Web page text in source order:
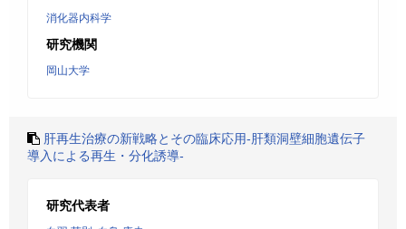
消化器内科学
研究機関
岡山大学
肝再生治療の新戦略とその臨床応用-肝類洞壁細胞遺伝子
導入による再生・分化誘導-
研究代表者